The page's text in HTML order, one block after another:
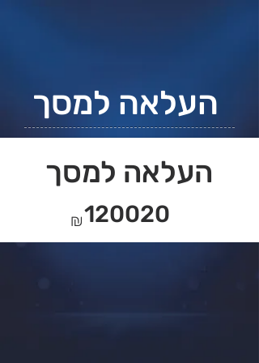
העלאה למסך
העלאה למסך
₪120020